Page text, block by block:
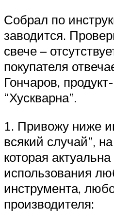
Собрал по
заводится.
свече –
покупателя
Гончаров,
“Хускварна”.
1. Привожу ниже
всякий случай”,
которая
использования
инструмента,
производителя: